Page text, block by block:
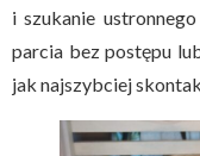
i szukanie
parcia bez postępu
jak najszybciej